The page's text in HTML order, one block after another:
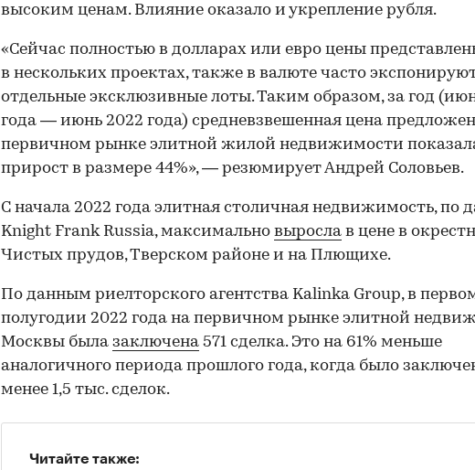
высоким ценам. Влияние оказало и укрепление рубля.
«Сейчас полностью в долларах или евро цены
в нескольких проектах, также в валюте часто
отдельные эксклюзивные лоты. Таким образом, за год
года — июнь 2022 года) средневзвешенная цена
первичном рынке элитной жилой недвижимости
прирост в размере 44%», — резюмирует Андрей Соловьев.
С начала 2022 года элитная столичная недвижимость, по
Knight Frank Russia, максимально выросла в цене в
Чистых прудов, Тверском районе и на Плющихе.
По данным риелторского агентства Kalinka Group, в
полугодии 2022 года на первичном рынке элитной
Москвы была заключена 571 сделка. Это на 61% меньше
аналогичного периода прошлого года, когда было
менее 1,5 тыс. сделок.
Читайте также: